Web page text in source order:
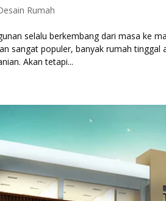
Rumah
selalu berkembang dari masa ke
sangat populer, banyak rumah
Akan tetapi...